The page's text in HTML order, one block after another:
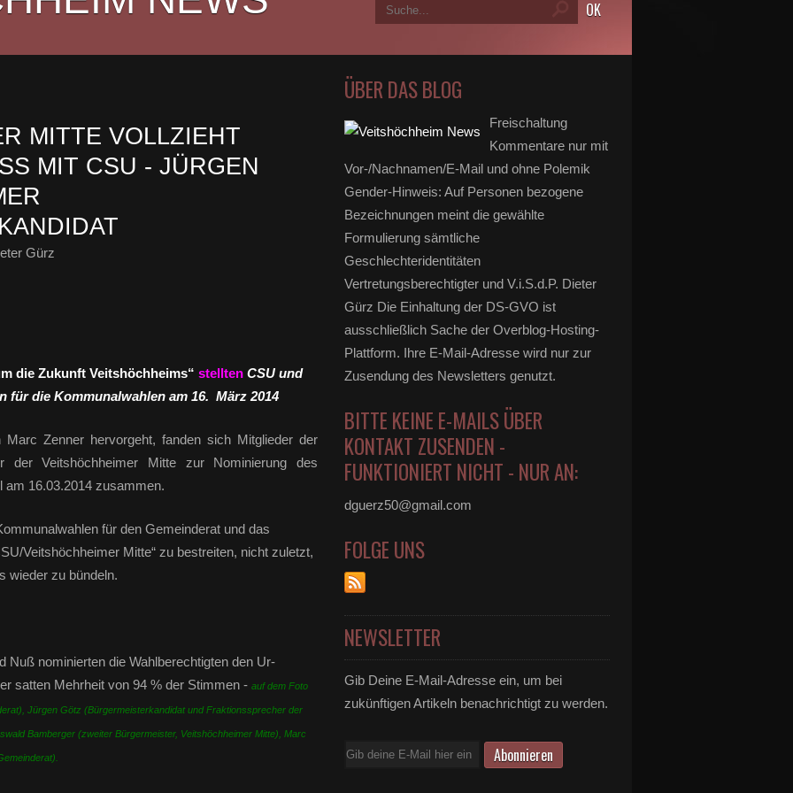
MITTE VOLLZIEHT
MIT CSU - JÜRGEN
Gürz
die Zukunft Veitshöchheims“ stellten CSU und
für die Kommunalwahlen am 16. März 2014
Marc Zenner hervorgeht, fanden sich Mitglieder der
der Veitshöchheimer Mitte zur Nominierung des
am 16.03.2014 zusammen.
für den Gemeinderat und das
Veitshöchheimer Mitte“ zu bestreiten, nicht zuletzt,
wieder zu bündeln.
Nuß nominierten die Wahlberechtigten den Ur-
satten Mehrheit von 94 % der Stimmen - auf dem Foto
Jürgen Götz (Bürgermeisterkandidat und Fraktionssprecher der
Bamberger (zweiter Bürgermeister, Veitshöchheimer Mitte), Marc
ÜBER DAS BLOG
Freischaltung
Kommentare nur mit
Vor-/Nachnamen/E-Mail und ohne Polemik
Gender-Hinweis: Auf Personen bezogene
Bezeichnungen meint die gewählte
Formulierung sämtliche
Geschlechteridentitäten
Vertretungsberechtigter und V.i.S.d.P. Dieter
Gürz Die Einhaltung der DS-GVO ist
ausschließlich Sache der Overblog-Hosting-
Plattform. Ihre E-Mail-Adresse wird nur zur
Zusendung des Newsletters genutzt.
BITTE KEINE E-MAILS ÜBER
KONTAKT ZUSENDEN -
FUNKTIONIERT NICHT - NUR AN:
dguerz50@gmail.com
FOLGE UNS
NEWSLETTER
Gib Deine E-Mail-Adresse ein, um bei
zukünftigen Artikeln benachrichtigt zu werden.
E-